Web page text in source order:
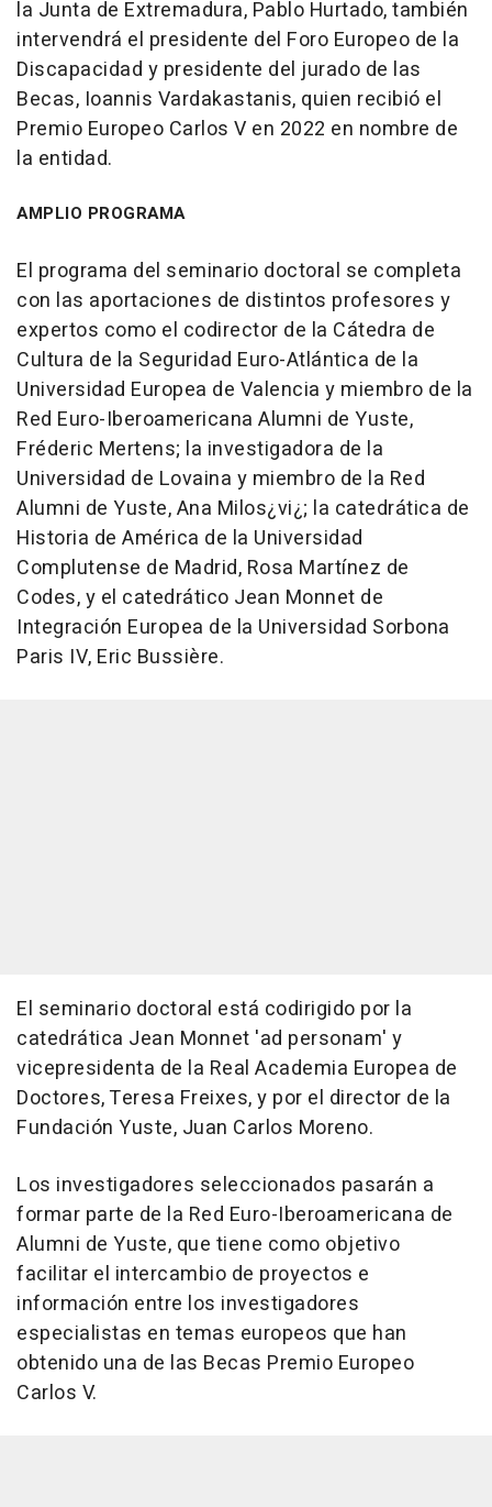
la Junta de Extremadura, Pablo Hurtado, también
intervendrá el presidente del Foro Europeo de la
Discapacidad y presidente del jurado de las
Becas, Ioannis Vardakastanis, quien recibió el
Premio Europeo Carlos V en 2022 en nombre de
la entidad.
AMPLIO PROGRAMA
El programa del seminario doctoral se completa
con las aportaciones de distintos profesores y
expertos como el codirector de la Cátedra de
Cultura de la Seguridad Euro-Atlántica de la
Universidad Europea de Valencia y miembro de la
Red Euro-Iberoamericana Alumni de Yuste,
Fréderic Mertens; la investigadora de la
Universidad de Lovaina y miembro de la Red
Alumni de Yuste, Ana Milos¿vi¿; la catedrática de
Historia de América de la Universidad
Complutense de Madrid, Rosa Martínez de
Codes, y el catedrático Jean Monnet de
Integración Europea de la Universidad Sorbona
Paris IV, Eric Bussière.
El seminario doctoral está codirigido por la
catedrática Jean Monnet 'ad personam' y
vicepresidenta de la Real Academia Europea de
Doctores, Teresa Freixes, y por el director de la
Fundación Yuste, Juan Carlos Moreno.
Los investigadores seleccionados pasarán a
formar parte de la Red Euro-Iberoamericana de
Alumni de Yuste, que tiene como objetivo
facilitar el intercambio de proyectos e
información entre los investigadores
especialistas en temas europeos que han
obtenido una de las Becas Premio Europeo
Carlos V.